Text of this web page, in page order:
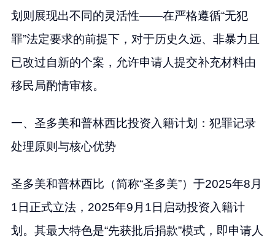
划则展现出不同的灵活性——在严格遵循“无犯
罪”法定要求的前提下，对于历史久远、非暴力且
已改过自新的个案，允许申请人提交补充材料由
移民局酌情审核。
一、圣多美和普林西比投资入籍计划：犯罪记录
处理原则与核心优势
圣多美和普林西比（简称“圣多美”）于2025年8月
1日正式立法，2025年9月1日启动投资入籍计
划。其最大特色是“先获批后捐款”模式，即申请人